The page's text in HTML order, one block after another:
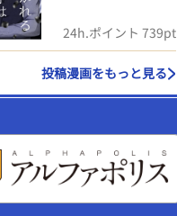
24h.ポイント 739pt
投稿漫画をもっと見る